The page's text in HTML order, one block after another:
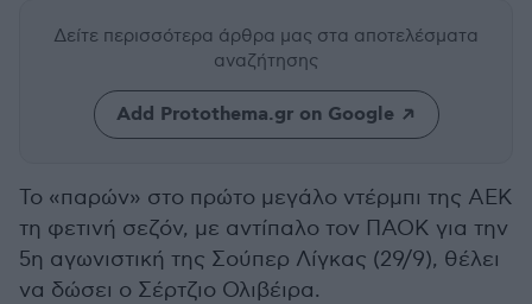
Δείτε περισσότερα άρθρα μας στα αποτελέσματα
αναζήτησης
Add Protothema.gr on Google
Το «παρών» στο πρώτο μεγάλο ντέρμπι της ΑΕΚ
τη φετινή σεζόν, με αντίπαλο τον ΠΑΟΚ για την
5η αγωνιστική της Σούπερ Λίγκας (29/9), θέλει
να δώσει ο Σέρτζιο Ολιβέιρα.